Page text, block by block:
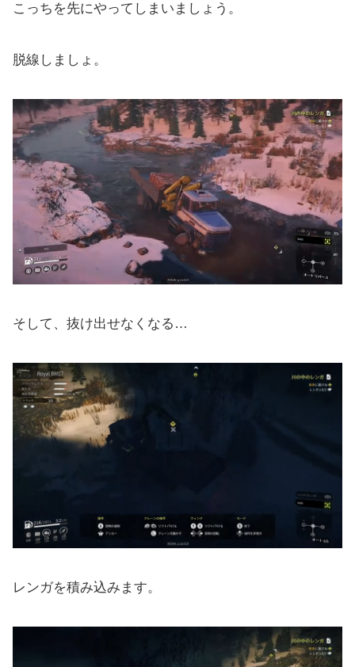
こっちを先にやってしまいましょう。
脱線しましょ。
そして、抜け出せなくなる…
レンガを積み込みます。